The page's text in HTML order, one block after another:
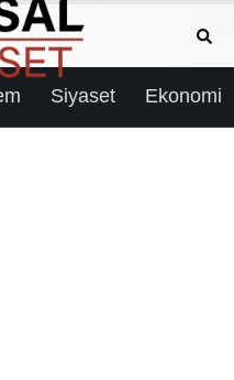
Siyaset Ekonomi